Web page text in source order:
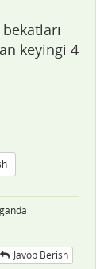
keyingi 4
Javob Berish